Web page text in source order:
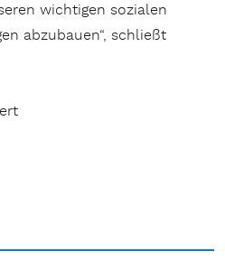
wichtigen sozialen
abzubauen“, schließt